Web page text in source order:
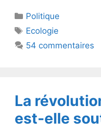
er e
b
o
Catégories
Politique
Étiquettes
Ecologie
54 commentaires
La
est-elle